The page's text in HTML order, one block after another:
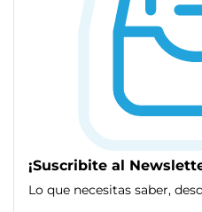
¡Suscribite al
Lo que necesitas saber,